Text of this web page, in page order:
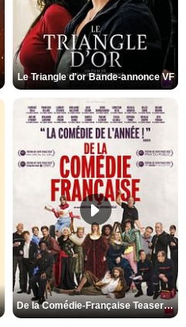
Le Triangle d'or Bande-annonce VF
De la Comédie-Française Teaser VF